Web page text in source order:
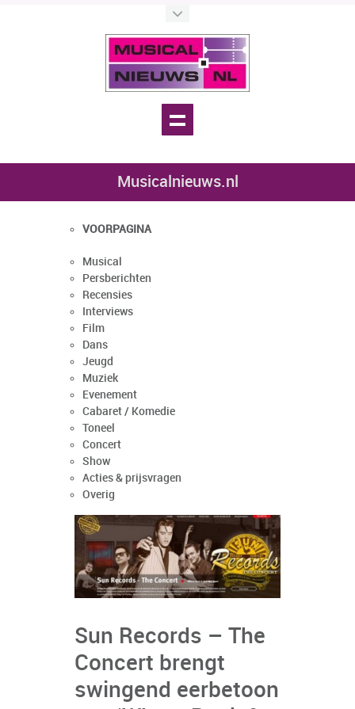
Musicalnieuws.nl
VOORPAGINA
Musical
Persberichten
Recensies
Interviews
Film
Dans
Jeugd
Muziek
Evenement
Cabaret / Komedie
Toneel
Concert
Show
Acties & prijsvragen
Overig
Sun Records – The
Concert brengt
swingend eerbetoon